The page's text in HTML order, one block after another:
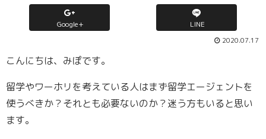
Google+ LINE
2020.07.17
こんにちは、みぽです。
留学やワーホリを考えている人はまず留学エージェントを
使うべきか？それとも必要ないのか？迷う方もいると思い
ます。